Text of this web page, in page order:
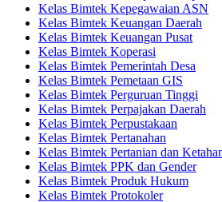
Kelas Bimtek Kepegawaian ASN
Kelas Bimtek Keuangan Daerah
Kelas Bimtek Keuangan Pusat
Kelas Bimtek Koperasi
Kelas Bimtek Pemerintah Desa
Kelas Bimtek Pemetaan GIS
Kelas Bimtek Perguruan Tinggi
Kelas Bimtek Perpajakan Daerah
Kelas Bimtek Perpustakaan
Kelas Bimtek Pertanahan
Kelas Bimtek Pertanian dan
Kelas Bimtek PPK dan Gender
Kelas Bimtek Produk Hukum
Kelas Bimtek Protokoler